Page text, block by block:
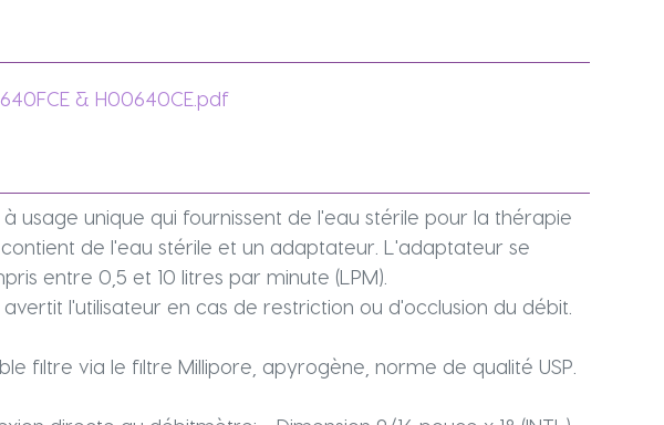
& H00640CE.pdf
usage unique qui fournissent de l'eau stérile pour la thérapie
de l'eau stérile et un adaptateur. L'adaptateur se
entre 0,5 et 10 litres par minute (LPM).
l'utilisateur en cas de restriction ou d'occlusion du débit.
filtre via le filtre Millipore, apyrogène, norme de qualité USP.